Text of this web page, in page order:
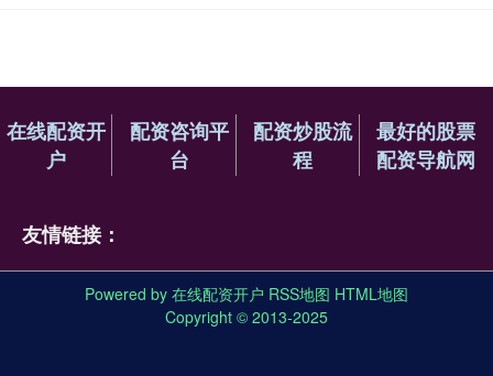
在线配资开
户
配资咨询平
台
配资炒股流
程
最好的股票
配资导航网
友情链接：
Powered by 在线配资开户 RSS地图 HTML地图
Copyright © 2013-2025